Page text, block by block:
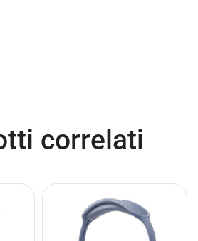
correlati